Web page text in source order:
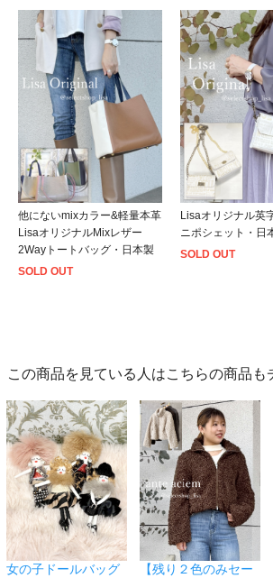
他にないmixカラー&軽量本革
LisaオリジナルMixレザー
2Wayトートバッグ・日本製
SOLD OUT
Lisaオリジナル英
ニポシェット・日
SOLD OUT
この商品を見ている人はこちらの商品も
女の子ドールバッグ
【残り２色のみセー